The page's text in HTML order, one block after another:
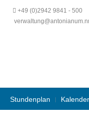
+49 (0)2942 9841 - 500
Stundenplan Kalender